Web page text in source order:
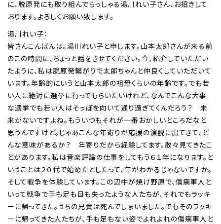
に、脱原発にも取り組んでらっしゃる湯川れい子さん、お招きして
おります。よろしくお願い致します。
湯川れい子：
皆さんこんばんは。湯川れい子と申します。山本太郎さんが来る前
のこの時間に、ちょっと話をさせてください。今、紹介していただい
たように、私は脱原発繋がりで太郎ちゃんと仲良くしていただいて
います。年齢的にいうと山本太郎の祖母くらいの年齢です。でも若
い人に絶対に選挙に行ってもらいたいけれど、なんでこんな大事
な選挙でも若い人はそっぽを向いて通り過ぎてくんだろう？ 未
来がないですよね。もういつもそれが一番おかしいところだなと
思うんですけど。じゃあこんな年寄りが応援の演説に出てきて、ど
んな意味があるか？ 年寄りだから経験してます。散々見てきたこ
とがあります。私は音楽評論の仕事をしてもう６１年になります。と
いうことは２０代で始めたとしたって、年がわかるじゃないですか。
そして戦争を体験しています。この辺中が焼け野原で、傷痍軍人と
いって戦争で手も足も目も失ったような人たちが、それでもラッキ
ーに帰ってきた。うちの兄貴は死んでしまいました。でもそのラッキ
ーに帰ってきた人たちが、手も足もない姿でよれよれの傷痍軍人と